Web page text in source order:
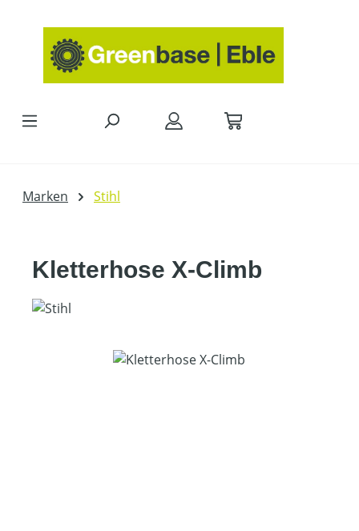
Marken Stihl
Kletterhose X-Climb
Bildergalerie überspringen